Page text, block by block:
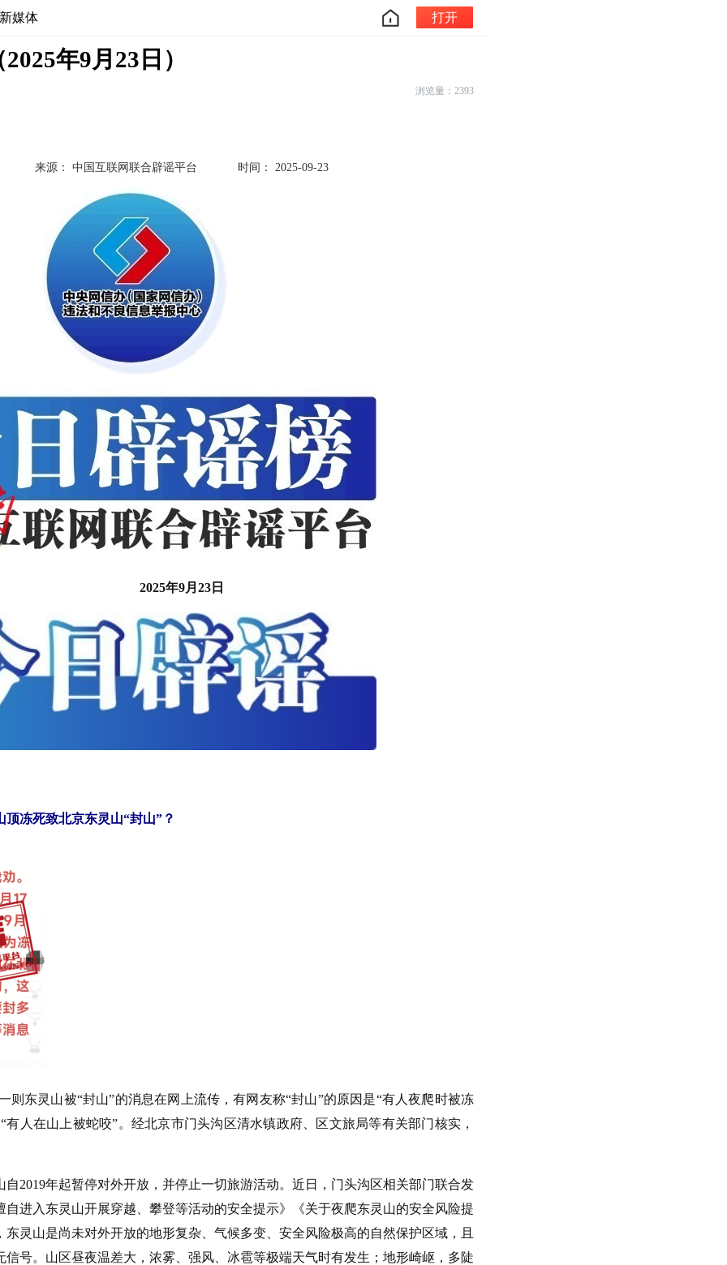
媒体 打开
年9月23日）
浏览量：2393
来源： 中国互联网联合辟谣平台 时间： 2025-09-23
2025年9月23日
顶冻死致北京东灵山“封山”？
则东灵山被“封山”的消息在网上流传，有网友称“封山”的原因是“有人夜爬时被冻
有人在山上被蛇咬”。经北京市门头沟区清水镇政府、区文旅局等有关部门核实，
年起暂停对外开放，并停止一切旅游活动。近日，门头沟区相关部门联合发
自进入东灵山开展穿越、攀登等活动的安全提示》《关于夜爬东灵山的安全风险提
东灵山是尚未对外开放的地形复杂、气候多变、安全风险极高的自然保护区域，且
信号。山区昼夜温差大，浓雾、强风、冰雹等极端天气时有发生；地形崎岖，多陡